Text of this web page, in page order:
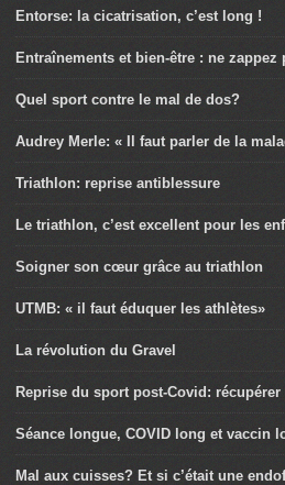
Entorse: la cicatrisation, c’est long !
Entraînements et bien-être : ne
Quel sport contre le mal de dos?
Audrey Merle: « Il faut parler de la
Triathlon: reprise antiblessure
Le triathlon, c’est excellent pour les
Soigner son cœur grâce au triathlon
UTMB: « il faut éduquer les athlètes»
La révolution du Gravel
Reprise du sport post-Covid:
Séance longue, COVID long et vaccin
Mal aux cuisses? Et si c’était une